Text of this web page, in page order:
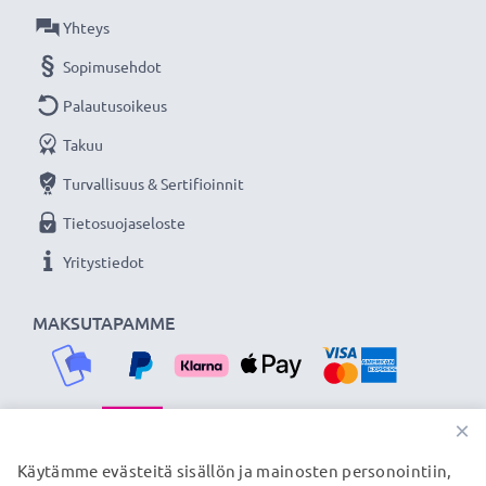
★ 3 vuoden takuu ★
Olemme vuonna 2004 perustettu kansainvälinen
verkkokauppa, joka tarjoaa laadukkaita tuotteita, ja
siksi tarjoamme 36 kuukauden takuun!
MAKSUTAPAMME
Yhteys
Sopimusehdot
Palautusoikeus
Takuu
Turvallisuus & Sertifioinnit
Tietosuojaseloste
Yritystiedot
TOIMITUSKUMPPANIMME
×
Käytämme evästeitä sisällön ja mainosten personointiin,